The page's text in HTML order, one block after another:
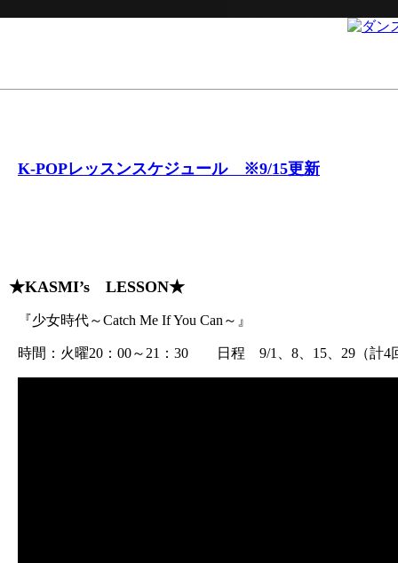
K-POPレッスンスケジュール ※9/15更新
★KASMI’s LESSON★
『少女時代～Catch Me If You Can～』
時間：火曜20：00～21：30 日程 9/1、8、15、29（計4